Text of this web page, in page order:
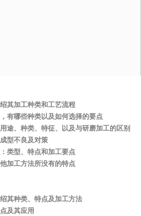
其加工种类和工艺流程
有哪些种类以及如何选择的要点
途、种类、特征、以及与研磨加工的区别
型不良及对策
类型、特点和加工要点
加工方法所没有的特点
其种类、特点及加工方法
及其应用